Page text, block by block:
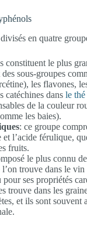
en quatre
constituent le plus
sous-groupes
les flavones,
catéchines dans le
de la couleur
les baies).
: ce groupe
et l’acide férulique,
fruits.
le plus connu
trouve dans le vin
pour ses propriétés
trouve dans les
et ils sont souvent